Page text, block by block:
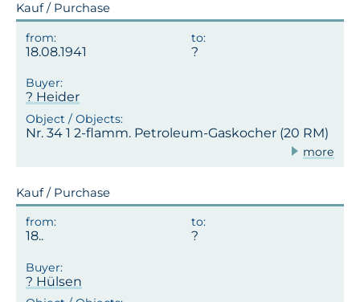
Kauf / Purchase
18.08.1941
? Heider
Nr. 34 1 2-flamm. Petroleum-Gaskocher (20 RM)
more
Kauf / Purchase
18..
? Hülsen